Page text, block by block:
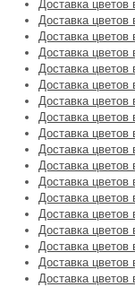
Доставка цветов
Доставка
Доставка цветов
Доставка
Доставка цветов
Доставка цветов
Доставка цветов
Доставка цветов
Доставка цветов
Доставка
Доставка цветов
Доставка цветов
Доставка цветов
Доставка
Доставка цветов
Доставка цветов
Доставка цветов
Доставка цветов